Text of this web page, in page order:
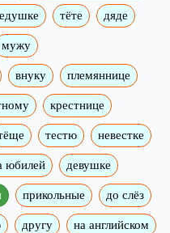
тёте дяде
мужу
внуку племяннице
крестнице
тестю невестке
юбилей девушке
прикольные до слёз
другу на английском